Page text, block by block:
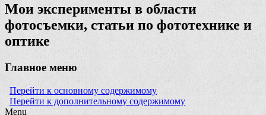
Мои эксперименты в области
фотосъемки, статьи по фототехнике и
оптике
Главное меню
Перейти к основному содержимому
Перейти к дополнительному содержимому
Menu